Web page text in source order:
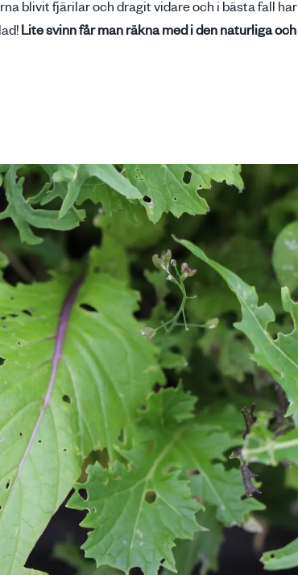
blivit fjärilar och dragit vidare och i bästa fall har
Lite svinn får man räkna med i den naturliga och